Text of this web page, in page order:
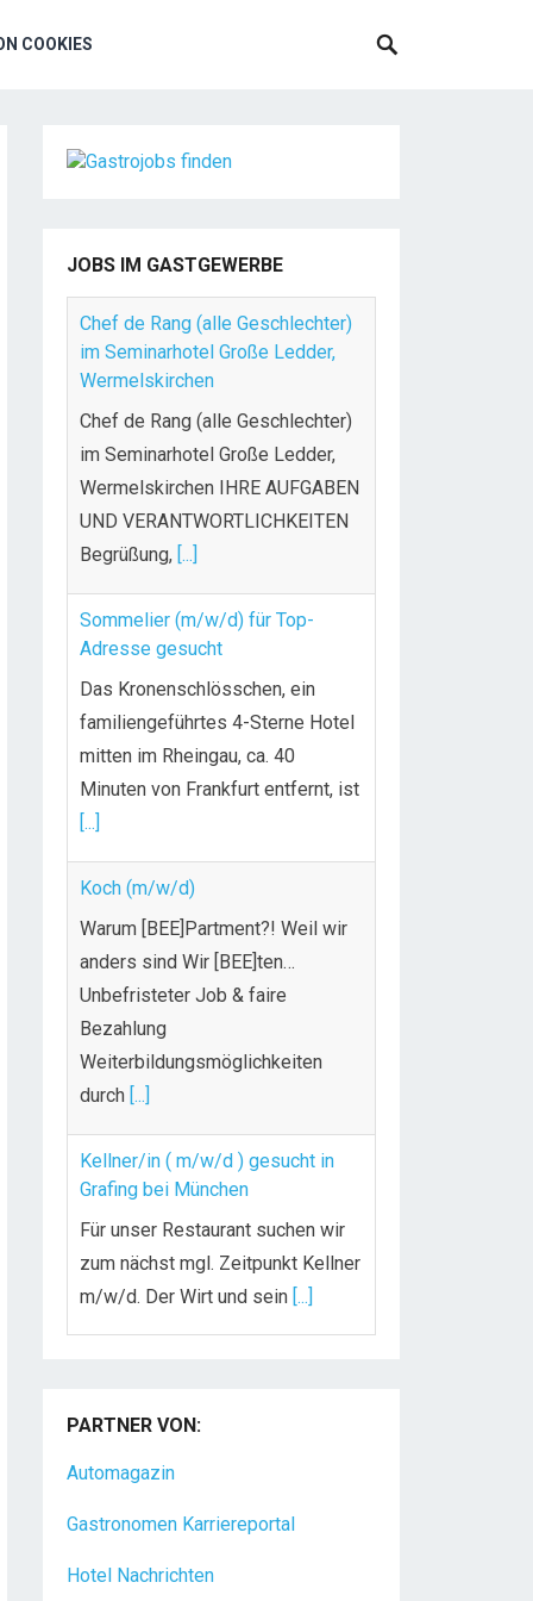
COOKIES
JOBS IM GASTGEWERBE
Chef de Rang (alle Geschlechter)
im Seminarhotel Große Ledder,
Wermelskirchen
Chef de Rang (alle Geschlechter)
im Seminarhotel Große Ledder,
Wermelskirchen IHRE AUFGABEN
UND VERANTWORTLICHKEITEN
Begrüßung, [...]
Sommelier (m/w/d) für Top-
Adresse gesucht
Das Kronenschlösschen, ein
familiengeführtes 4-Sterne Hotel
mitten im Rheingau, ca. 40
Minuten von Frankfurt entfernt, ist
[...]
Koch (m/w/d)
Warum [BEE]Partment?! Weil wir
anders sind Wir [BEE]ten…
Unbefristeter Job & faire
Bezahlung
Weiterbildungsmöglichkeiten
durch [...]
Kellner/in ( m/w/d ) gesucht in
Grafing bei München
Für unser Restaurant suchen wir
zum nächst mgl. Zeitpunkt Kellner
m/w/d. Der Wirt und sein [...]
Dein Arbeitsplatz mit
Urlaubsfeeling Chef de Rang
Leidenschaft und liebst[...]
PARTNER VON:
Automagazin
Gastronomen Karriereportal
Hotel Nachrichten